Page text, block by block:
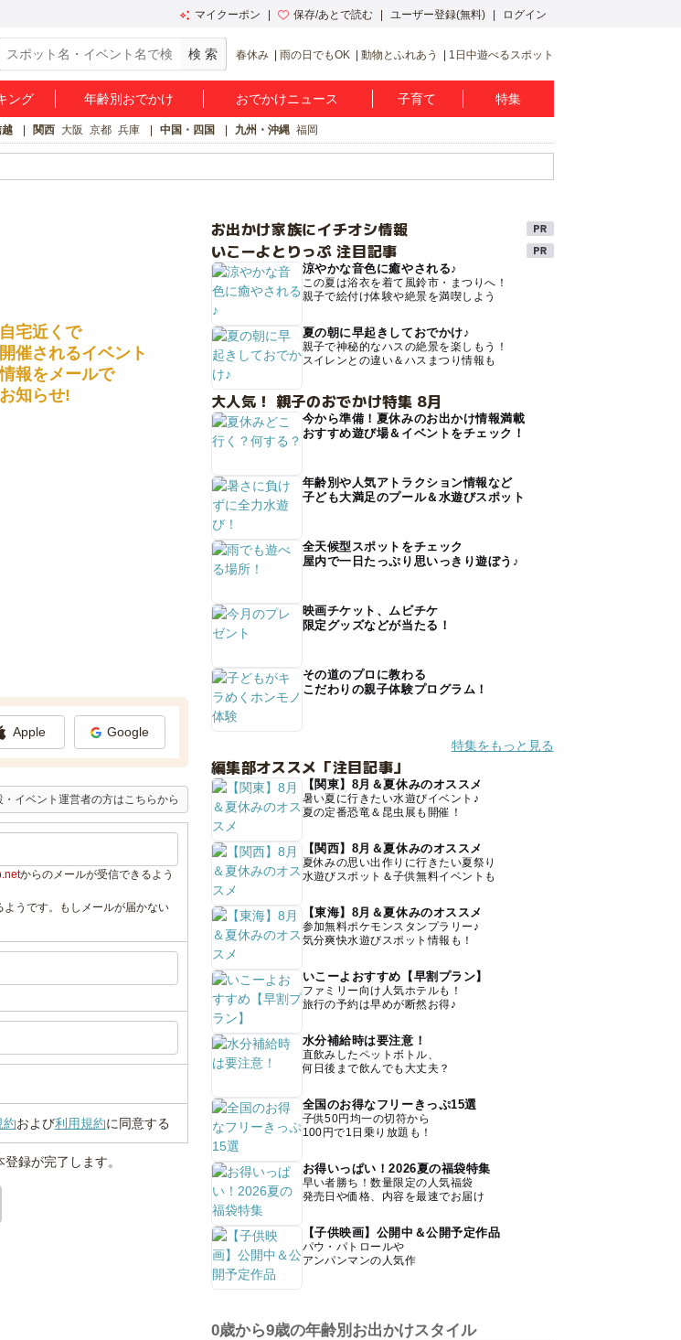
マイクーポン 保存/あとで読む ユーザー登録(無料) ログイン
春休み 雨の日でもOK 動物とふれあう 1日中遊べるスポット
ング 年齢別おでかけ おでかけニュース 子育て 特集
関西 大阪 京都 兵庫 中国・四国 九州・沖縄 福岡
自宅近くで
開催されるイベント
報をメールで
お知らせ!
Apple Google
・イベント運営者の方はこちらから
からのメールが受信できるよう
うです。もしメールが届かない
約および利用規約に同意する
録が完了します。
お出かけ家族にイチオシ情報
いこーよとりっぷ 注目記事
涼やかな音色に癒やされる♪
この夏は浴衣を着て風鈴市・まつりへ！
親子で絵付け体験や絶景を満喫しよう
夏の朝に早起きしておでかけ♪
親子で神秘的なハスの絶景を楽しもう！
スイレンとの違い＆ハスまつり情報も
大人気！ 親子のおでかけ特集 8月
今から準備！夏休みのお出かけ情報満載
おすすめ遊び場＆イベントをチェック！
年齢別や人気アトラクション情報など
子ども大満足のプール＆水遊びスポット
全天候型スポットをチェック
屋内で一日たっぷり思いっきり遊ぼう♪
映画チケット、ムビチケ
限定グッズなどが当たる！
その道のプロに教わる
こだわりの親子体験プログラム！
特集をもっと見る
編集部オススメ「注目記事」
【関東】8月＆夏休みのオススメ
暑い夏に行きたい水遊びイベント♪
夏の定番恐竜＆昆虫展も開催！
【関西】8月＆夏休みのオススメ
夏休みの思い出作りに行きたい夏祭り
水遊びスポット＆子供無料イベントも
【東海】8月＆夏休みのオススメ
参加無料ポケモンスタンプラリー♪
気分爽快水遊びスポット情報も！
いこーよおすすめ【早割プラン】
ファミリー向け人気ホテルも！
旅行の予約は早めが断然お得♪
水分補給時は要注意！
直飲みしたペットボトル、
何日後まで飲んでも大丈夫？
全国のお得なフリーきっぷ15選
子供50円均一の切符から
100円で1日乗り放題も！
お得いっぱい！2026夏の福袋特集
早い者勝ち！数量限定の人気福袋
発売日や価格、内容を最速でお届け
【子供映画】公開中＆公開予定作品
パウ・パトロールや
アンパンマンの人気作
0歳から9歳の年齢別お出かけスタイル